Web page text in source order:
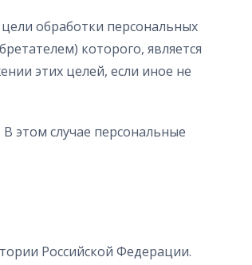
обработки персональных
которого, является
этих целей, если иное не
этом случае персональные
Российской Федерации.